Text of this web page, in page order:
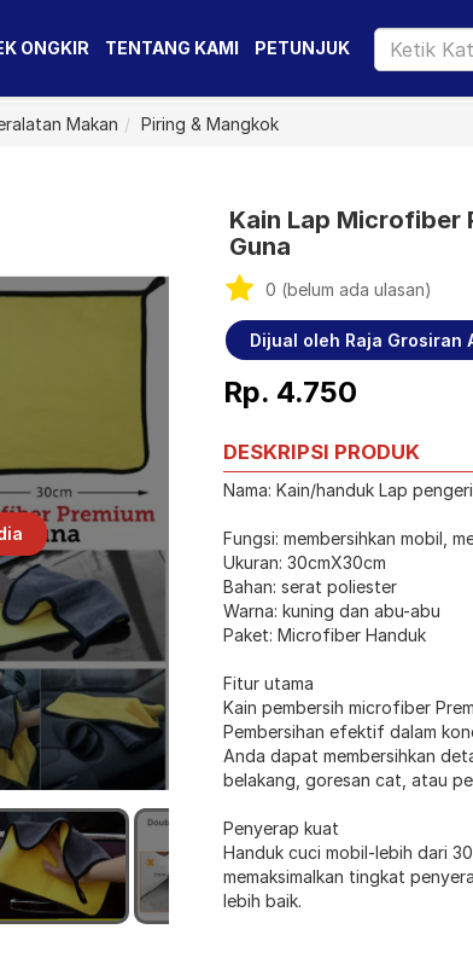
ONGKIR TENTANG KAMI PETUNJUK
Makan Piring & Mangkok
Kain Lap Microfiber
Guna
0 (belum ada ulasan)
Dijual oleh Raja Grosiran
Rp. 4.750
DESKRIPSI PRODUK
Nama: Kain/handuk Lap
Fungsi: membersihkan mobil,
Ukuran: 30cmX30cm
Bahan: serat poliester
Warna: kuning dan abu-abu
Paket: Microfiber Handuk
Fitur utama
Kain pembersih microfiber
Pembersihan efektif dalam
Anda dapat membersihkan
belakang, goresan cat, atau
Penyerap kuat
Handuk cuci mobil-lebih dari
memaksimalkan tingkat
lebih baik.